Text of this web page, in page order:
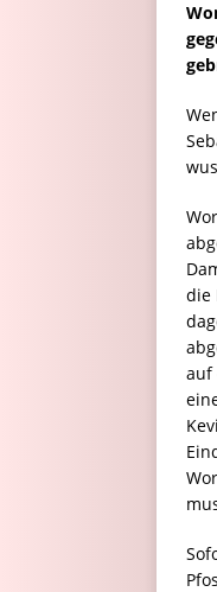
die
auf